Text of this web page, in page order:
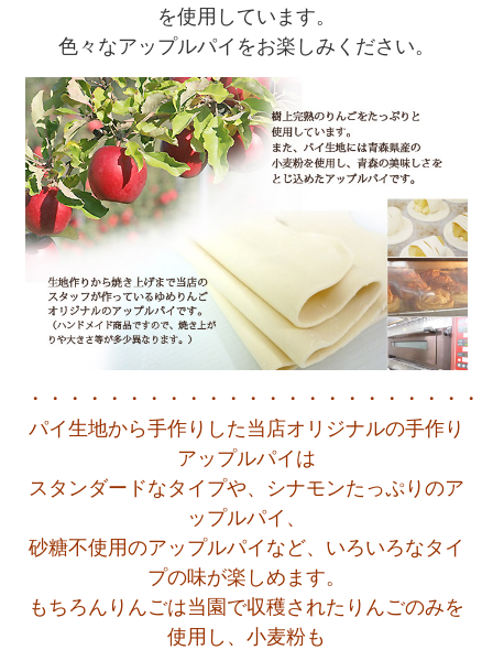
を使用しています。
色々なアップルパイをお楽しみください。
・・・・・・・・・・・・・・・・・・・・・・・
パイ生地から手作りした当店オリジナルの手作り
アップルパイは
スタンダードなタイプや、シナモンたっぷりのア
ップルパイ、
砂糖不使用のアップルパイなど、いろいろなタイ
プの味が楽しめます。
もちろんりんごは当園で収穫されたりんごのみを
使用し、小麦粉も